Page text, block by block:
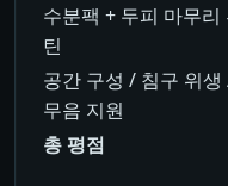
수분팩 + 두피 마무리
틴
공간 구성 / 침구 위생
무음 지원
총 평점